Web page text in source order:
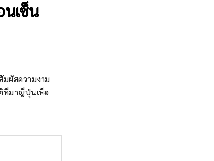
นเซ็น
ผัสความงาม
ที่มาญี่ปุ่นเพื่อ